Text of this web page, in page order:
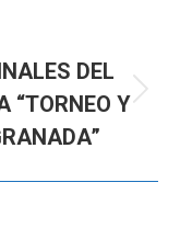
DEL
“TORNEO Y